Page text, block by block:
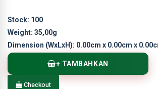
Stock: 100
Weight: 35,00g
Dimension (WxLxH): 0.00cm x 0.00cm x
+ TAMBAHKAN
Checkout